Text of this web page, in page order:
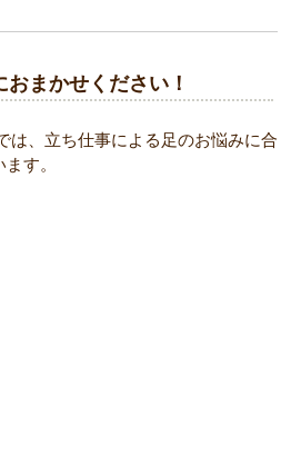
まかせください！
は、立ち仕事による足のお悩みに合
す。